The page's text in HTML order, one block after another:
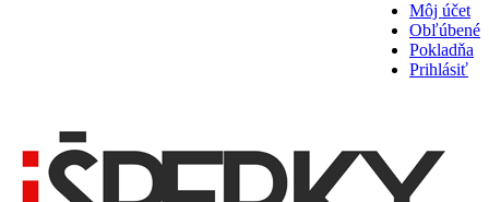
Môj účet
Obľúbené
Pokladňa
Prihlásiť